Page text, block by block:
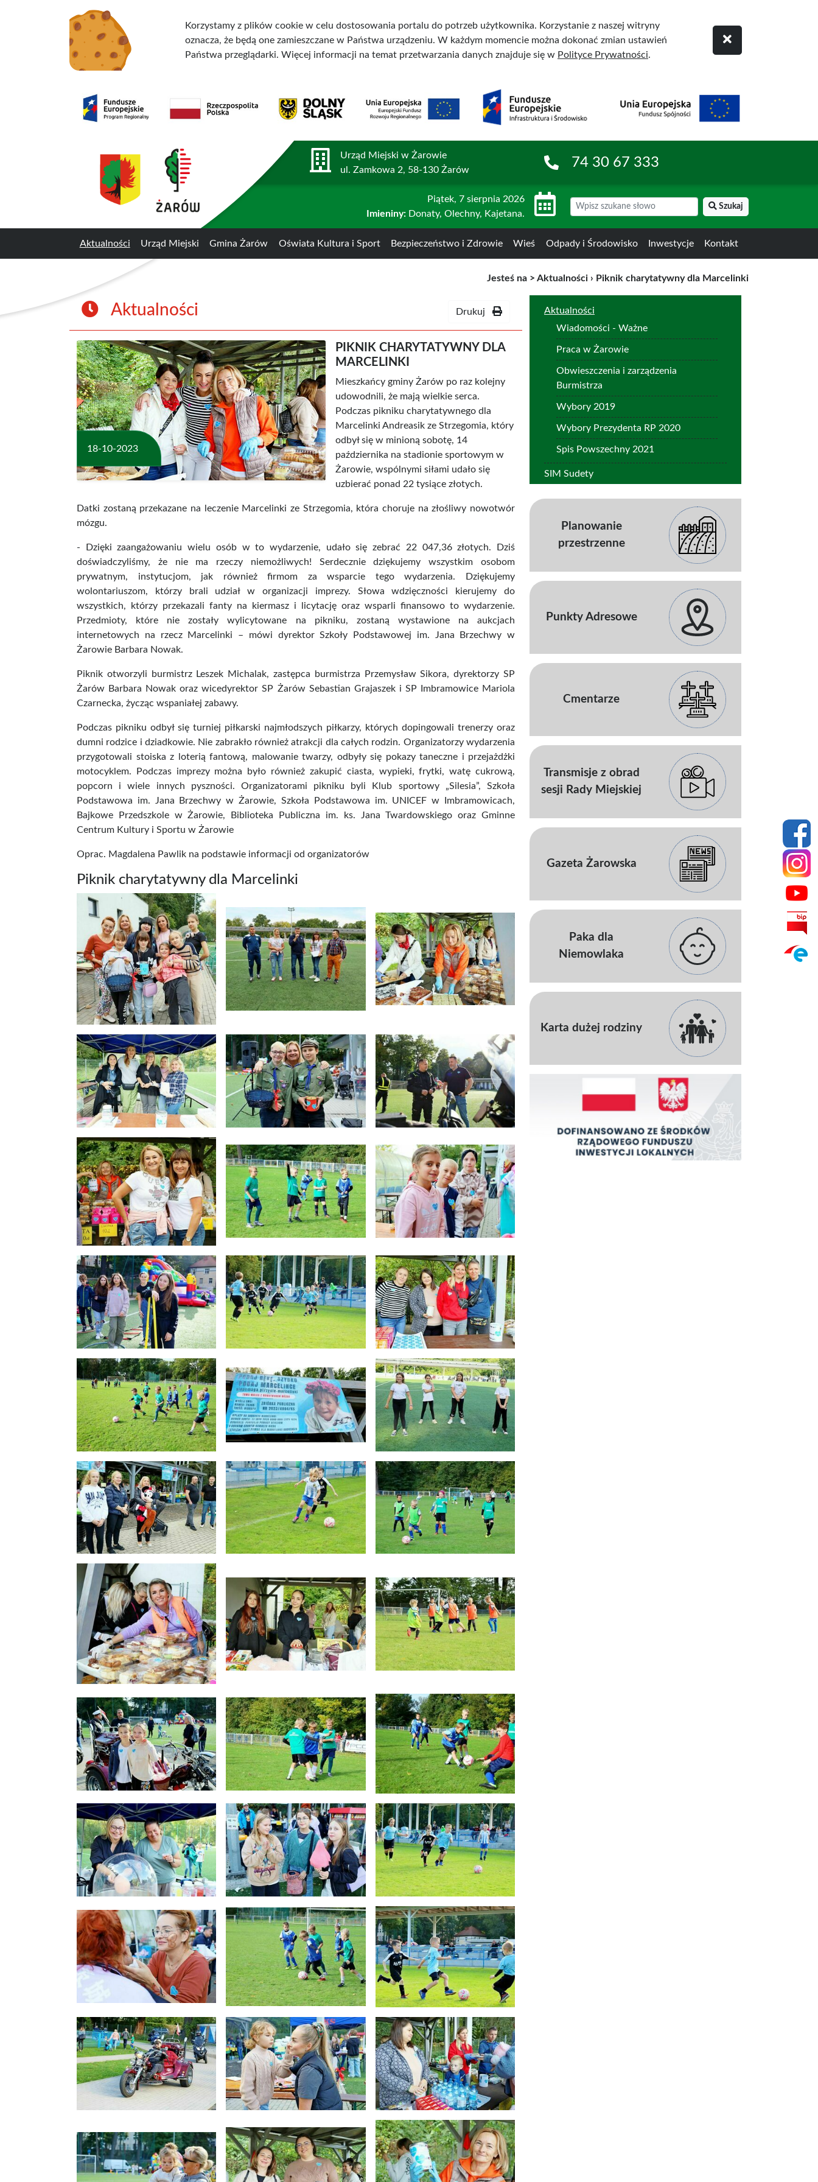
Korzystamy z plików cookie w celu dostosowania portalu do potrzeb użytkownika. Korzystanie z naszej witryny
oznacza, że będą one zamieszczane w Państwa urządzeniu. W każdym momencie można dokonać zmian ustawień
Państwa przeglądarki. Więcej informacji na temat przetwarzania danych znajduje się w Polityce Prywatności.
Urząd Miejski w Żarowie
ul. Zamkowa 2, 58-130 Żarów
74 30 67 333
Piątek, 7 sierpnia 2026
Imieniny: Donaty, Olechny, Kajetana.
Szukaj
Aktualności Urząd Miejski Gmina Żarów Oświata Kultura i Sport Bezpieczeństwo i Zdrowie Wieś Odpady i Środowisko Inwestycje Kontakt
Jesteś na > Aktualności › Piknik charytatywny dla Marcelinki
Aktualności Drukuj
18-10-2023
PIKNIK CHARYTATYWNY DLA
MARCELINKI
Mieszkańcy gminy Żarów po raz kolejny
udowodnili, że mają wielkie serca.
Podczas pikniku charytatywnego dla
Marcelinki Andreasik ze Strzegomia, który
odbył się w minioną sobotę, 14
października na stadionie sportowym w
Żarowie, wspólnymi siłami udało się
uzbierać ponad 22 tysiące złotych.
Datki zostaną przekazane na leczenie Marcelinki ze Strzegomia, która choruje na złośliwy nowotwór
mózgu.
- Dzięki zaangażowaniu wielu osób w to wydarzenie, udało się zebrać 22 047,36 złotych. Dziś
doświadczyliśmy, że nie ma rzeczy niemożliwych! Serdecznie dziękujemy wszystkim osobom
prywatnym, instytucjom, jak również firmom za wsparcie tego wydarzenia. Dziękujemy
wolontariuszom, którzy brali udział w organizacji imprezy. Słowa wdzięczności kierujemy do
wszystkich, którzy przekazali fanty na kiermasz i licytację oraz wsparli finansowo to wydarzenie.
Przedmioty, które nie zostały wylicytowane na pikniku, zostaną wystawione na aukcjach
internetowych na rzecz Marcelinki – mówi dyrektor Szkoły Podstawowej im. Jana Brzechwy w
Żarowie Barbara Nowak.
Piknik otworzyli burmistrz Leszek Michalak, zastępca burmistrza Przemysław Sikora, dyrektorzy SP
Żarów Barbara Nowak oraz wicedyrektor SP Żarów Sebastian Grajaszek i SP Imbramowice Mariola
Czarnecka, życząc wspaniałej zabawy.
Podczas pikniku odbył się turniej piłkarski najmłodszych piłkarzy, których dopingowali trenerzy oraz
dumni rodzice i dziadkowie. Nie zabrakło również atrakcji dla całych rodzin. Organizatorzy wydarzenia
przygotowali stoiska z loterią fantową, malowanie twarzy, odbyły się pokazy taneczne i przejażdżki
motocyklem. Podczas imprezy można było również zakupić ciasta, wypieki, frytki, watę cukrową,
popcorn i wiele innych pyszności. Organizatorami pikniku byli Klub sportowy „Silesia”, Szkoła
Podstawowa im. Jana Brzechwy w Żarowie, Szkoła Podstawowa im. UNICEF w Imbramowicach,
Bajkowe Przedszkole w Żarowie, Biblioteka Publiczna im. ks. Jana Twardowskiego oraz Gminne
Centrum Kultury i Sportu w Żarowie
Oprac. Magdalena Pawlik na podstawie informacji od organizatorów
Piknik charytatywny dla Marcelinki
Aktualności
Wiadomości - Ważne
Praca w Żarowie
Obwieszczenia i zarządzenia
Burmistrza
Wybory 2019
Wybory Prezydenta RP 2020
Spis Powszechny 2021
SIM Sudety
Planowanie
przestrzenne
Punkty Adresowe
Cmentarze
Transmisje z obrad
sesji Rady Miejskiej
Gazeta Żarowska
Paka dla
Niemowlaka
Karta dużej rodziny